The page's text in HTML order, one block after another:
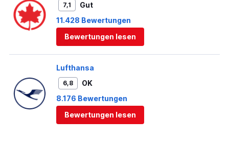
7,1
Gut
11.428 Bewertungen
Bewertungen lesen
Lufthansa
6,8
OK
8.176 Bewertungen
Bewertungen lesen